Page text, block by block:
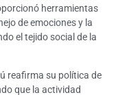
herramientas
de emociones y la
el tejido social de la
reafirma su política de
que la actividad